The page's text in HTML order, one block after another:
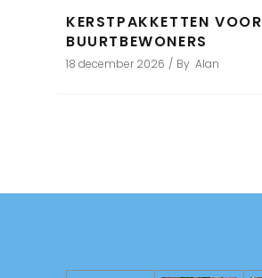
KERSTPAKKETTEN VOOR
BUURTBEWONERS
18 december 2026 By Alan